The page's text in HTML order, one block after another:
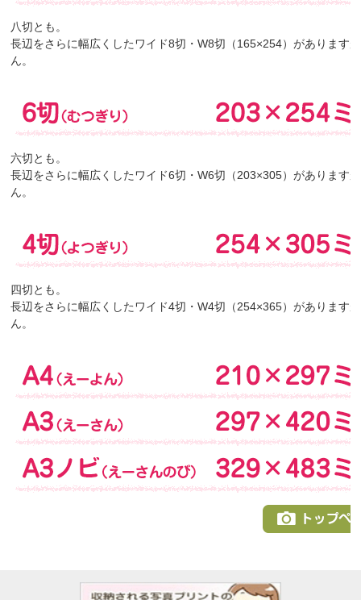
八切とも。
長辺をさらに幅広くしたワイド8切・W8切（165×254）があります
ん。
六切とも。
長辺をさらに幅広くしたワイド6切・W6切（203×305）があります
ん。
四切とも。
長辺をさらに幅広くしたワイド4切・W4切（254×365）があります
ん。